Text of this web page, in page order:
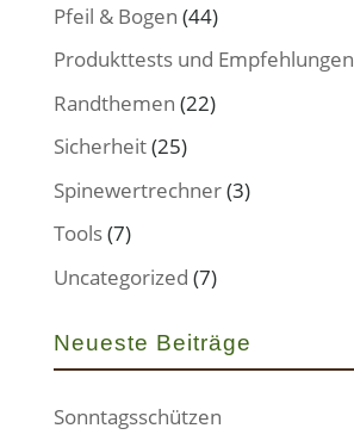
Pfeil & Bogen (44)
Produkttests und Empfehlungen
Randthemen (22)
Sicherheit(25)
Spinewertrechner(3)
Tools(7)
Uncategorized (7)
Neueste Beiträge
Sonntagsschützen